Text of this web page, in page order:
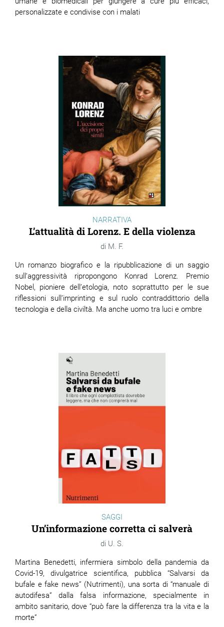
personalizzate e condivise con i malati
NARRATIVA
L’attualità di Lorenz. E della violenza
M. F.
Un romanzo biografico e la ripubblicazione di un saggio
sull’aggressività ripropongono Konrad Lorenz. Premio
Nobel, pioniere dell’etologia, noto soprattutto per le sue
riflessioni sull’imprinting e sul ruolo contraddittorio della
tecnologia e della civiltà. Ma anche uomo tra luci e ombre
SAGGI
Un’informazione corretta ci salverà
U. S.
Martina Benedetti, infermiera simbolo della pandemia da
Covid-19, divulgatrice scientifica, pubblica “Salvarsi da
bufale e fake news” (Nutrimenti), una sorta di “manuale di
autodifesa” dalla falsa informazione, specialmente in
ambito sanitario, dove “può fare la differenza tra la vita e la
morte”